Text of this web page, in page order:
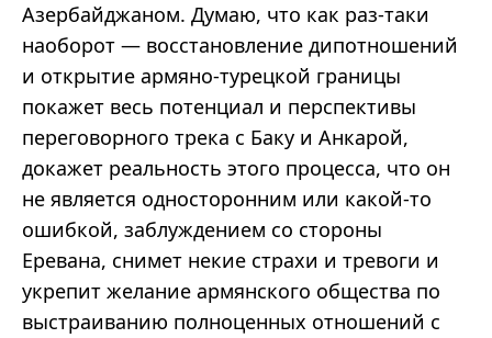
Азербайджаном. Думаю, что как раз-таки
наоборот — восстановление дипотношений
и открытие армяно-турецкой границы
покажет весь потенциал и перспективы
переговорного трека с Баку и Анкарой,
докажет реальность этого процесса, что он
не является односторонним или какой-то
ошибкой, заблуждением со стороны
Еревана, снимет некие страхи и тревоги и
укрепит желание армянского общества по
выстраиванию полноценных отношений с